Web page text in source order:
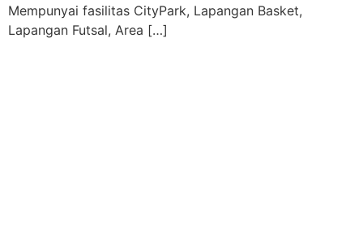
Mempunyai fasilitas CityPark, Lapangan Basket,
Lapangan Futsal, Area […]